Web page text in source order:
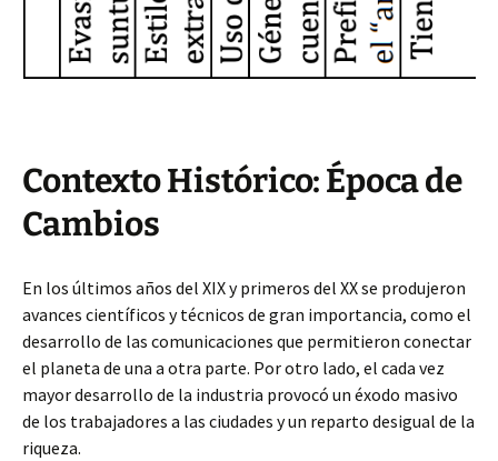
Contexto Histórico: Época de
Cambios
En los últimos años del XIX y primeros del XX se produjeron
avances científicos y técnicos de gran importancia, como el
desarrollo de las comunicaciones que permitieron conectar
el planeta de una a otra parte. Por otro lado, el cada vez
mayor desarrollo de la industria provocó un éxodo masivo
de los trabajadores a las ciudades y un reparto desigual de la
riqueza.